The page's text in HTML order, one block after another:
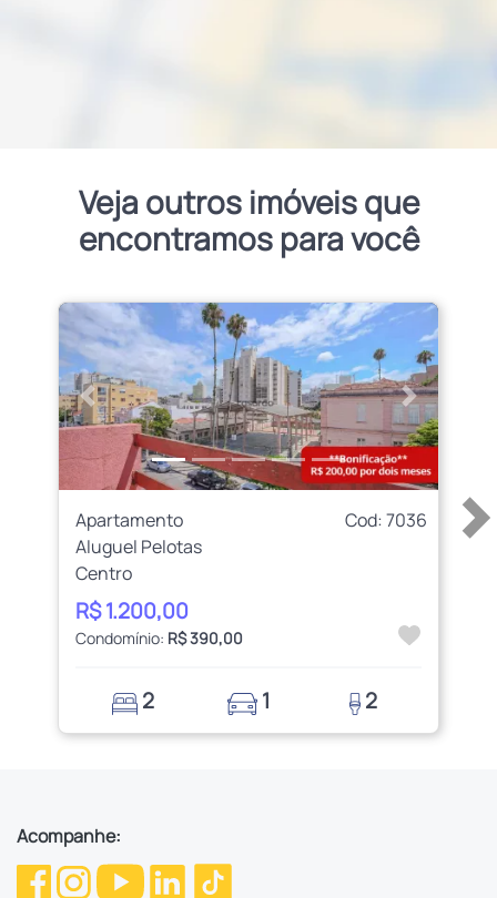
Veja outros imóveis que
encontramos para você
Anterior Próximo
Apartamento
Cod: 7036
Aluguel Pelotas
Centro
R$ 1.200,00
Condomínio: R$ 390,00
2 1 2
Acompanhe: